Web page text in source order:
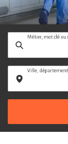
Métier, mot clé ou
Ville,